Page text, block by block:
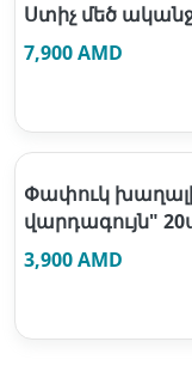
Ստիչ մեծ
7,900 AMD
Փափուկ
վարդագույն"
3,900 AMD